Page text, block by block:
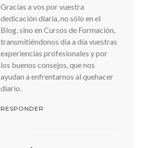
Gracias a vos por vuestra
dedicación diaria, no sólo en el
Blog, sino en Cursos de Formación,
transmitiéndonos día a día vuestras
experiencias profesionales y por
los buenos consejos, que nos
ayudan a enfrentarnos al quehacer
diario.
RESPONDER